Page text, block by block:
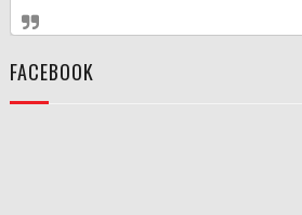
FACEBOOK